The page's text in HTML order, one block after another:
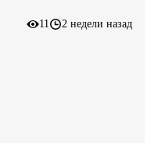
11 2 недели назад